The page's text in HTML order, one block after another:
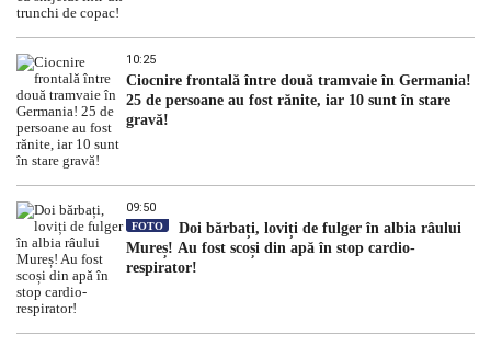
10:25
Ciocnire frontală între două tramvaie în Germania!
25 de persoane au fost rănite, iar 10 sunt în stare
gravă!
09:50
FOTO
Doi bărbați, loviți de fulger în albia râului
Mureș! Au fost scoși din apă în stop cardio-
respirator!